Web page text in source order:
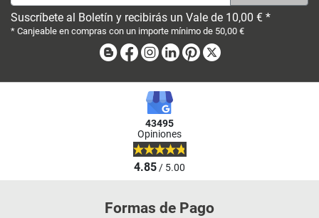
Suscríbete al Boletín y recibirás un Vale de 10,00 € *
* Canjeable en compras con un importe mínimo de 50,00 €
BlogFacebook
Instagram
LinkedinPinterest
43495
Opiniones
4.85/ 5.00
Formas de Pago